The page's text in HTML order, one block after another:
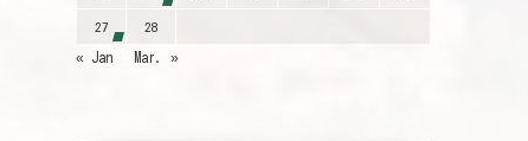
27 28
« Jan Mar. »